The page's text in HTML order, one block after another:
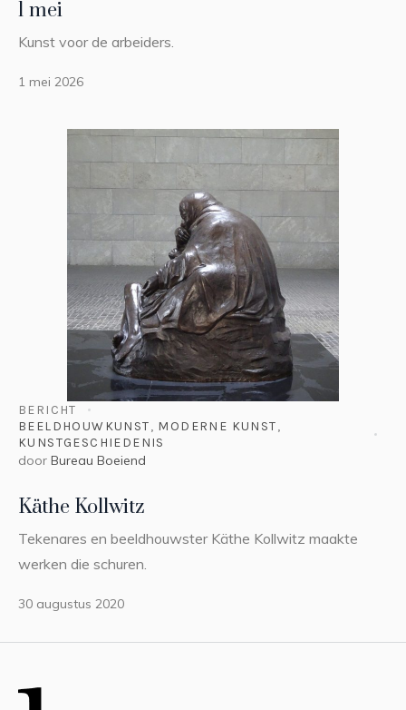
1 mei
Kunst voor de arbeiders.
1 mei 2026
BERICHT
BEELDHOUWKUNST, MODERNE KUNST,
KUNSTGESCHIEDENIS
door Bureau Boeiend
Käthe Kollwitz
Tekenares en beeldhouwster Käthe Kollwitz maakte
werken die schuren.
30 augustus 2020